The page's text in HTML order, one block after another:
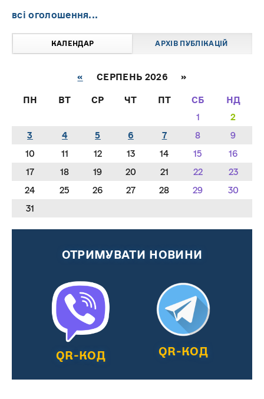
всі оголошення...
КАЛЕНДАР АРХІВ ПУБЛІКАЦІЙ
« СЕРПЕНЬ 2026 »
ПН ВТ СР ЧТ ПТ СБ
НД
1
2
3
4 5 6 7 8
9
10
11 12 13 14 15
16
17
18 19 20 21 22
23
24
25 26 27 28 29
30
31
ОТРИМУВАТИ НОВИНИ
QR-КОД QR-КОД